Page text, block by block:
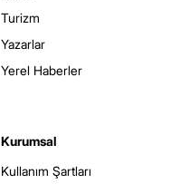
Turizm
Yazarlar
Yerel Haberler
Kurumsal
Kullanım Şartları